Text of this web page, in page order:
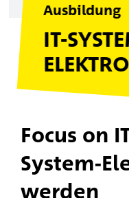
Focus on
System-
werden
Ausbildung
IT-